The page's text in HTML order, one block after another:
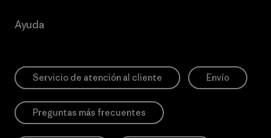
Ayuda
Servicio de atención al cliente Envío
Preguntas más frecuentes